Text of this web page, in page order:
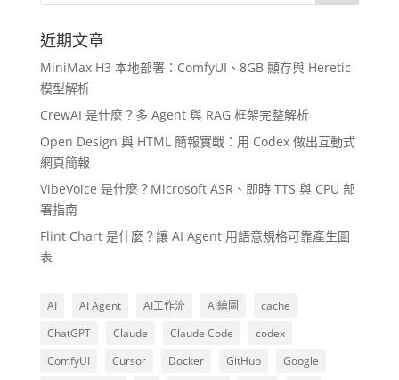
近期文章
MiniMax H3 本地部署：ComfyUI、8GB 顯存與 Heretic
模型解析
CrewAI 是什麼？多 Agent 與 RAG 框架完整解析
Open Design 與 HTML 簡報實戰：用 Codex 做出互動式
網頁簡報
VibeVoice 是什麼？Microsoft ASR、即時 TTS 與 CPU 部
署指南
Flint Chart 是什麼？讓 AI Agent 用語意規格可靠產生圖
表
AI AI Agent AI工作流 AI繪圖
cache
ChatGPT
Claude Claude Code
codex
ComfyUI
Cursor Docker GitHub
Google